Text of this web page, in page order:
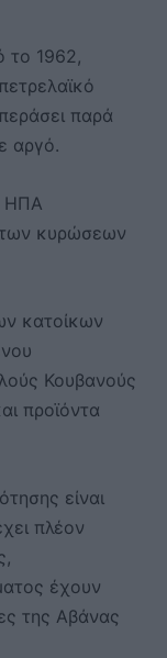
το 1962,
παρά
αργό.
ΗΠΑ
κυρώσεων
κατοίκων
Κουβανούς
προϊόντα
είναι
πλέον
έχουν
της Αβάνας